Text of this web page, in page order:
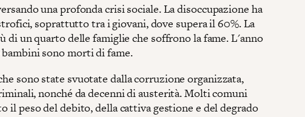
una profonda crisi sociale. La disoccupazione ha
soprattutto tra i giovani, dove supera il 60%. La
di un quarto delle famiglie che soffrono la fame. L'anno
sono morti di fame.
sono state svuotate dalla corruzione organizzata,
nonché da decenni di austerità. Molti comuni
il peso del debito, della cattiva gestione e del degrado